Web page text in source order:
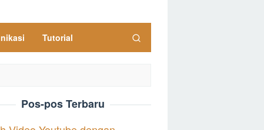
Tutorial
Pos-pos Terbaru